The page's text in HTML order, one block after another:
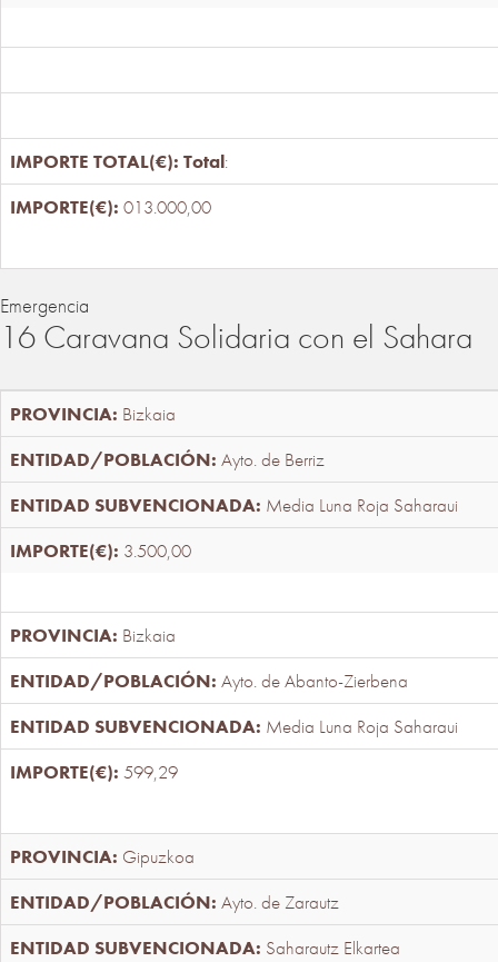
Total:
013.000,00
Emergencia
16 Caravana Solidaria con el Sahara
Bizkaia
Ayto. de Berriz
Media Luna Roja Saharaui
3.500,00
Bizkaia
Ayto. de Abanto-Zierbena
Media Luna Roja Saharaui
599,29
Gipuzkoa
Ayto. de Zarautz
Saharautz Elkartea